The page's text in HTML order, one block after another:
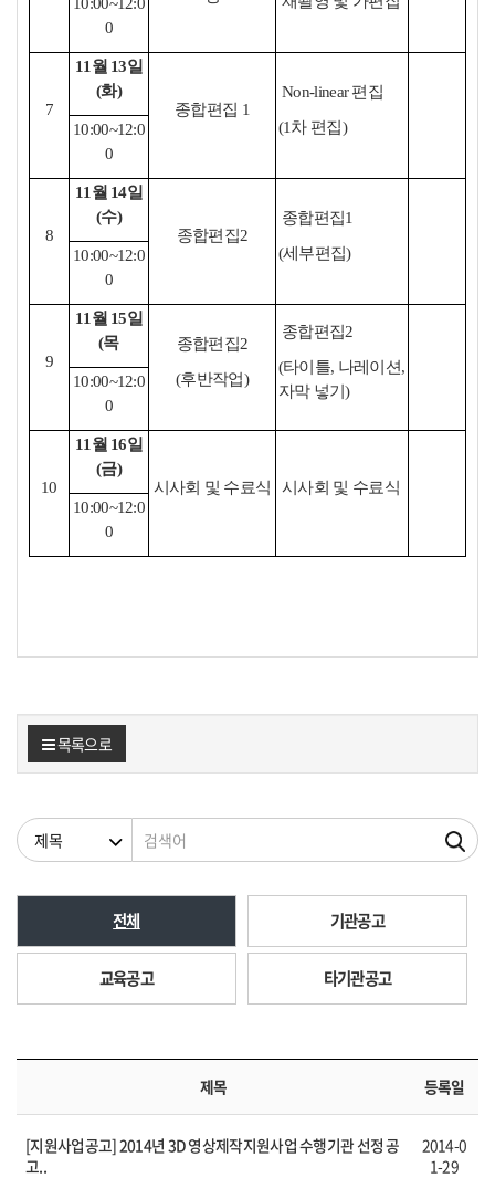
0
7
11월 13일
(화)
종합편집 1
Non-linear 편집
(1차 편집)
10:00~12:0
0
8
11월 14일
(수)
종합편집2
종합편집1
(세부편집)
10:00~12:0
0
9
11월 15일
(목
종합편집2
(후반작업)
종합편집2
(타이틀, 나레이션,
자막 넣기)
10:00~12:0
0
10
11월 16일
(금)
시사회 및 수료식
시사회 및 수료식
10:00~12:0
0
목록으로
검색조건 검색어
전체 기관공고
교육공고 타기관공고
제목 등록일
[지원사업공고] 2014년 3D 영상제작지원사업 수행기관 선정 공
고..
2014-0
1-29